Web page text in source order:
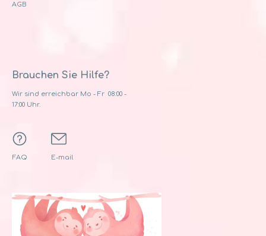
AGB
Brauchen Sie Hilfe?
Wir sind erreichbar Mo - Fr 08:00 -
17:00 Uhr.
FAQ E-mail